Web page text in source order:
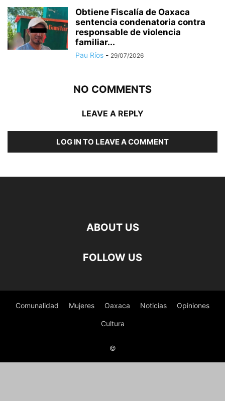
Obtiene Fiscalía de Oaxaca
sentencia condenatoria contra
responsable de violencia
familiar...
Pau Ríos - 29/07/2026
NO COMMENTS
LEAVE A REPLY
LOG IN TO LEAVE A COMMENT
ABOUT US
FOLLOW US
Comunalidad Mujeres Oaxaca Noticias Opiniones
Cultura
©